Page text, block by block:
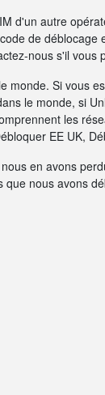
d'un autre
de
nous s'il vous
Si vous
le monde, si
les
EE UK,
en avons
nous avons